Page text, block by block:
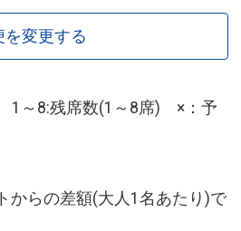
を変更する
1～8:残席数(1～8席) ×：予
からの差額(大人1名あたり)で